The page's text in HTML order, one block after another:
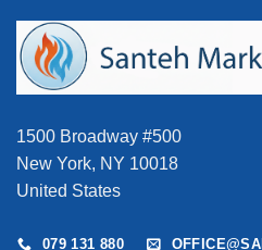
1500 Broadway #500
New York, NY 10018
United States
079 131 880